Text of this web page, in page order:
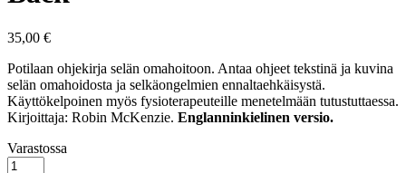
35,00 €
Potilaan ohjekirja selän omahoitoon. Antaa ohjeet tekstinä ja kuvina
selän omahoidosta ja selkäongelmien ennaltaehkäisystä.
Käyttökelpoinen myös fysioterapeuteille menetelmään tutustuttaessa.
Kirjoittaja: Robin McKenzie. Englanninkielinen versio.
Varastosaldo
Varastossa
Ohjekirja: